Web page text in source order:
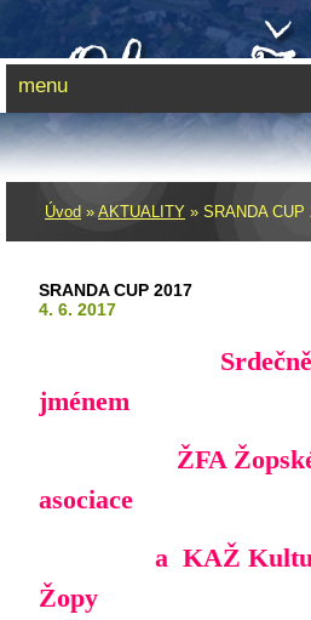
Úvod » AKTUALITY » SRANDA CUP
SRANDA CUP 2017
4. 6. 2017
Srdečně
jménem
ŽFA Žopské
asociace
a KAŽ Kulturní
Žopy
menu